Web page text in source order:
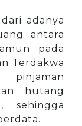
adanya
antara
pada
Terdakwa
pinjaman
hutang
sehingga